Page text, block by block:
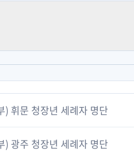
휘문 청장년 세례자 명단
광주 청장년 세례자 명단